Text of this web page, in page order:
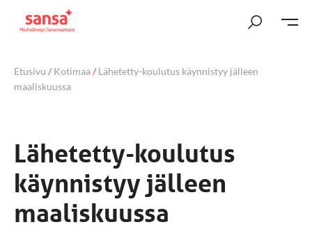
Etusivu /Kotimaa/Lähetetty-koulutus käynnistyy jälleen
maaliskuussa
Lähetetty-koulutus
käynnistyy jälleen
maaliskuussa